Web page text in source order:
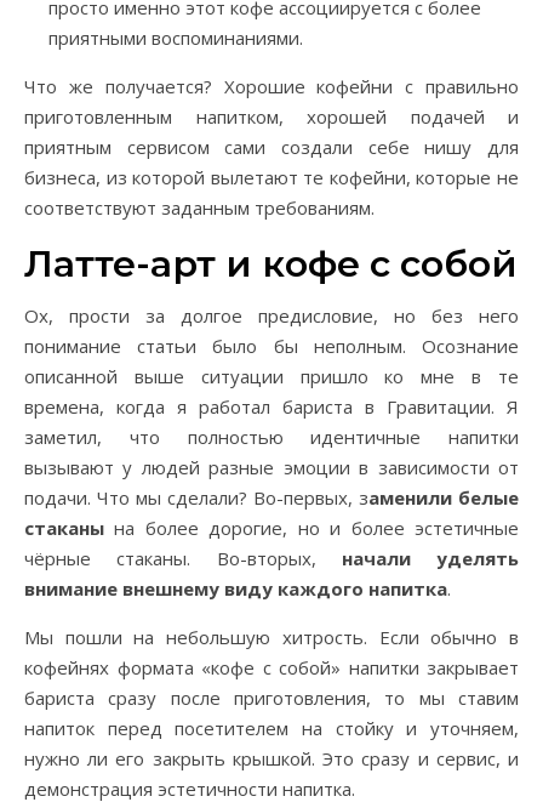
просто именно этот кофе ассоциируется с более
приятными воспоминаниями.
Что же получается? Хорошие кофейни с правильно
приготовленным напитком, хорошей подачей и
приятным сервисом сами создали себе нишу для
бизнеса, из которой вылетают те кофейни, которые не
соответствуют заданным требованиям.
Латте-арт и кофе с собой
Ох, прости за долгое предисловие, но без него
понимание статьи было бы неполным. Осознание
описанной выше ситуации пришло ко мне в те
времена, когда я работал бариста в Гравитации. Я
заметил, что полностью идентичные напитки
вызывают у людей разные эмоции в зависимости от
подачи. Что мы сделали? Во-первых, заменили белые
стаканы на более дорогие, но и более эстетичные
чёрные стаканы. Во-вторых, начали уделять
внимание внешнему виду каждого напитка.
Мы пошли на небольшую хитрость. Если обычно в
кофейнях формата «кофе с собой» напитки закрывает
бариста сразу после приготовления, то мы ставим
напиток перед посетителем на стойку и уточняем,
нужно ли его закрыть крышкой. Это сразу и сервис, и
демонстрация эстетичности напитка.